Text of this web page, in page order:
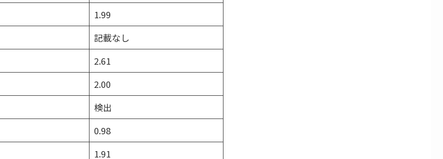
1.99
記載なし
2.61
2.00
検出
0.98
1.91